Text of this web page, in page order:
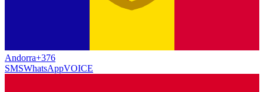
Andorra+376
SMSWhatsAppVOICE